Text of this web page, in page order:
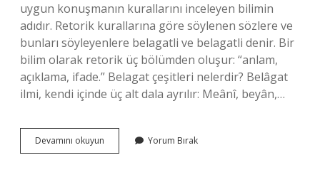
uygun konuşmanın kurallarını inceleyen bilimin
adıdır. Retorik kurallarına göre söylenen sözlere ve
bunları söyleyenlere belagatli ve belagatli denir. Bir
bilim olarak retorik üç bölümden oluşur: “anlam,
açıklama, ifade.” Belagat çeşitleri nelerdir? Belâgat
ilmi, kendi içinde üç alt dala ayrılır: Meânî, beyân,…
Devamını okuyun
Ne
Yorum Bırak